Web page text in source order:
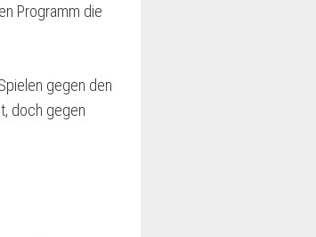
Programm die
gegen den
doch gegen